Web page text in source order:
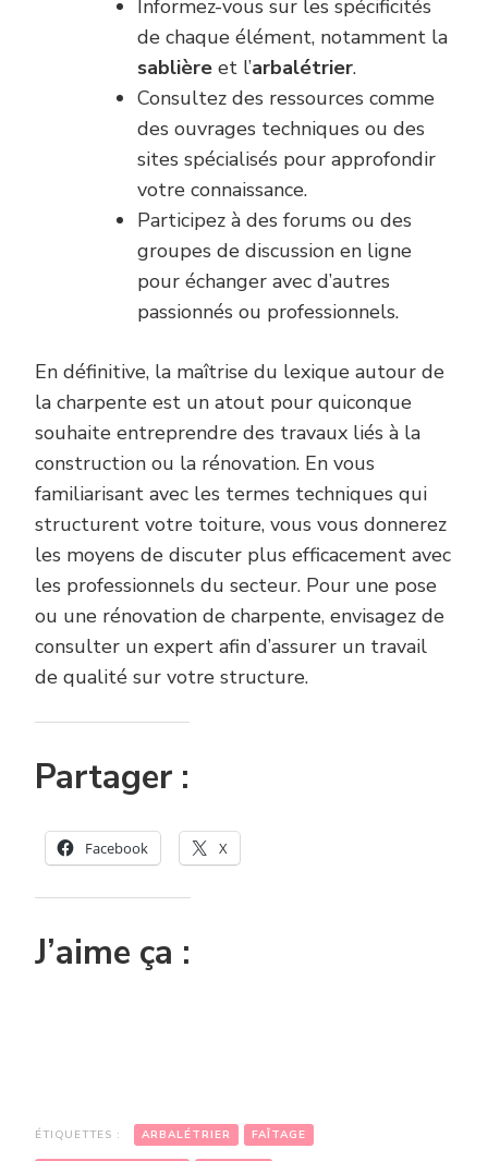
Informez-vous sur les spécificités
de chaque élément, notamment la
sablière et l’arbalétrier.
Consultez des ressources comme
des ouvrages techniques ou des
sites spécialisés pour approfondir
votre connaissance.
Participez à des forums ou des
groupes de discussion en ligne
pour échanger avec d’autres
passionnés ou professionnels.
En définitive, la maîtrise du lexique autour de
la charpente est un atout pour quiconque
souhaite entreprendre des travaux liés à la
construction ou la rénovation. En vous
familiarisant avec les termes techniques qui
structurent votre toiture, vous vous donnerez
les moyens de discuter plus efficacement avec
les professionnels du secteur. Pour une pose
ou une rénovation de charpente, envisagez de
consulter un expert afin d’assurer un travail
de qualité sur votre structure.
Partager :
Facebook X
J’aime ça :
ÉTIQUETTES : ARBALÉTRIER FAÎTAGE